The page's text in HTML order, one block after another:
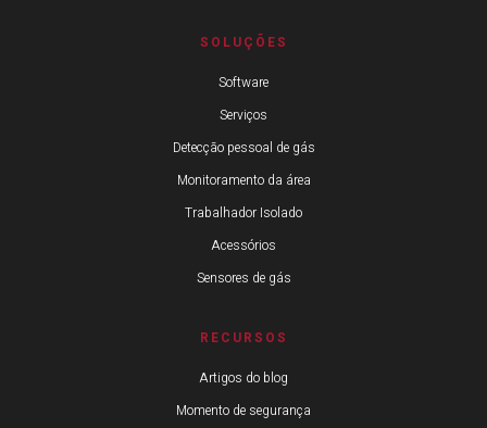
SOLUÇÕES
Software
Serviços
Detecção pessoal de gás
Monitoramento da área
Trabalhador Isolado
Acessórios
Sensores de gás
RECURSOS
Artigos do blog
Momento de segurança